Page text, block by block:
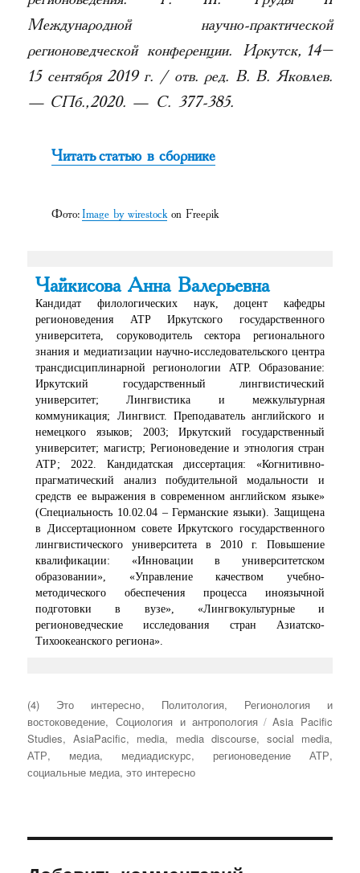
Международной научно-практической
регионоведческой конференции. Иркутск, 14–
15 сентября 2019 г. / отв. ред. В. В. Яковлев.
— СПб., 2020. — С. 377-385.
Читать статью в сборнике
Фото: Image by wirestock on Freepik
Чайкисова Анна Валерьевна
Кандидат филологических наук, доцент кафедры
регионоведения АТР Иркутского государственного
университета, соруководитель сектора регионального
знания и медиатизации научно-исследовательского центра
трансдисциплинарной регионологии АТР. Образование:
Иркутский государственный лингвистический
университет; Лингвистика и межкультурная
коммуникация; Лингвист. Преподаватель английского и
немецкого языков; 2003; Иркутский государственный
университет; магистр; Регионоведение и этнология стран
АТР; 2022. Кандидатская диссертация: «Когнитивно-
прагматический анализ побудительной модальности и
средств ее выражения в современном английском языке»
(Специальность 10.02.04 – Германские языки). Защищена
в Диссертационном совете Иркутского государственного
лингвистического университета в 2010 г. Повышение
квалификации: «Инновации в университетском
образовании», «Управление качеством учебно-
методического обеспечения процесса иноязычной
подготовки в вузе», «Лингвокультурные и
регионоведческие исследования стран Азиатско-
Тихоокеанского региона».
Рубрики
(4) Это интересно, Политология, Регионология и
востоковедение, Социология и антропология Метки
Asia Pacific
Studies,AsiaPacific, media, media discourse, social media,
АТР, медиа, медиадискурс, регионоведение АТР,
социальные медиа,это интересно